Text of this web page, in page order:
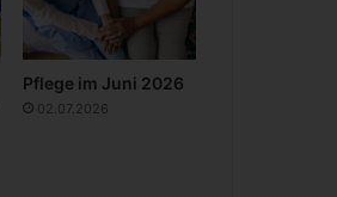
Pflege im Juni 2026
02.07.2026